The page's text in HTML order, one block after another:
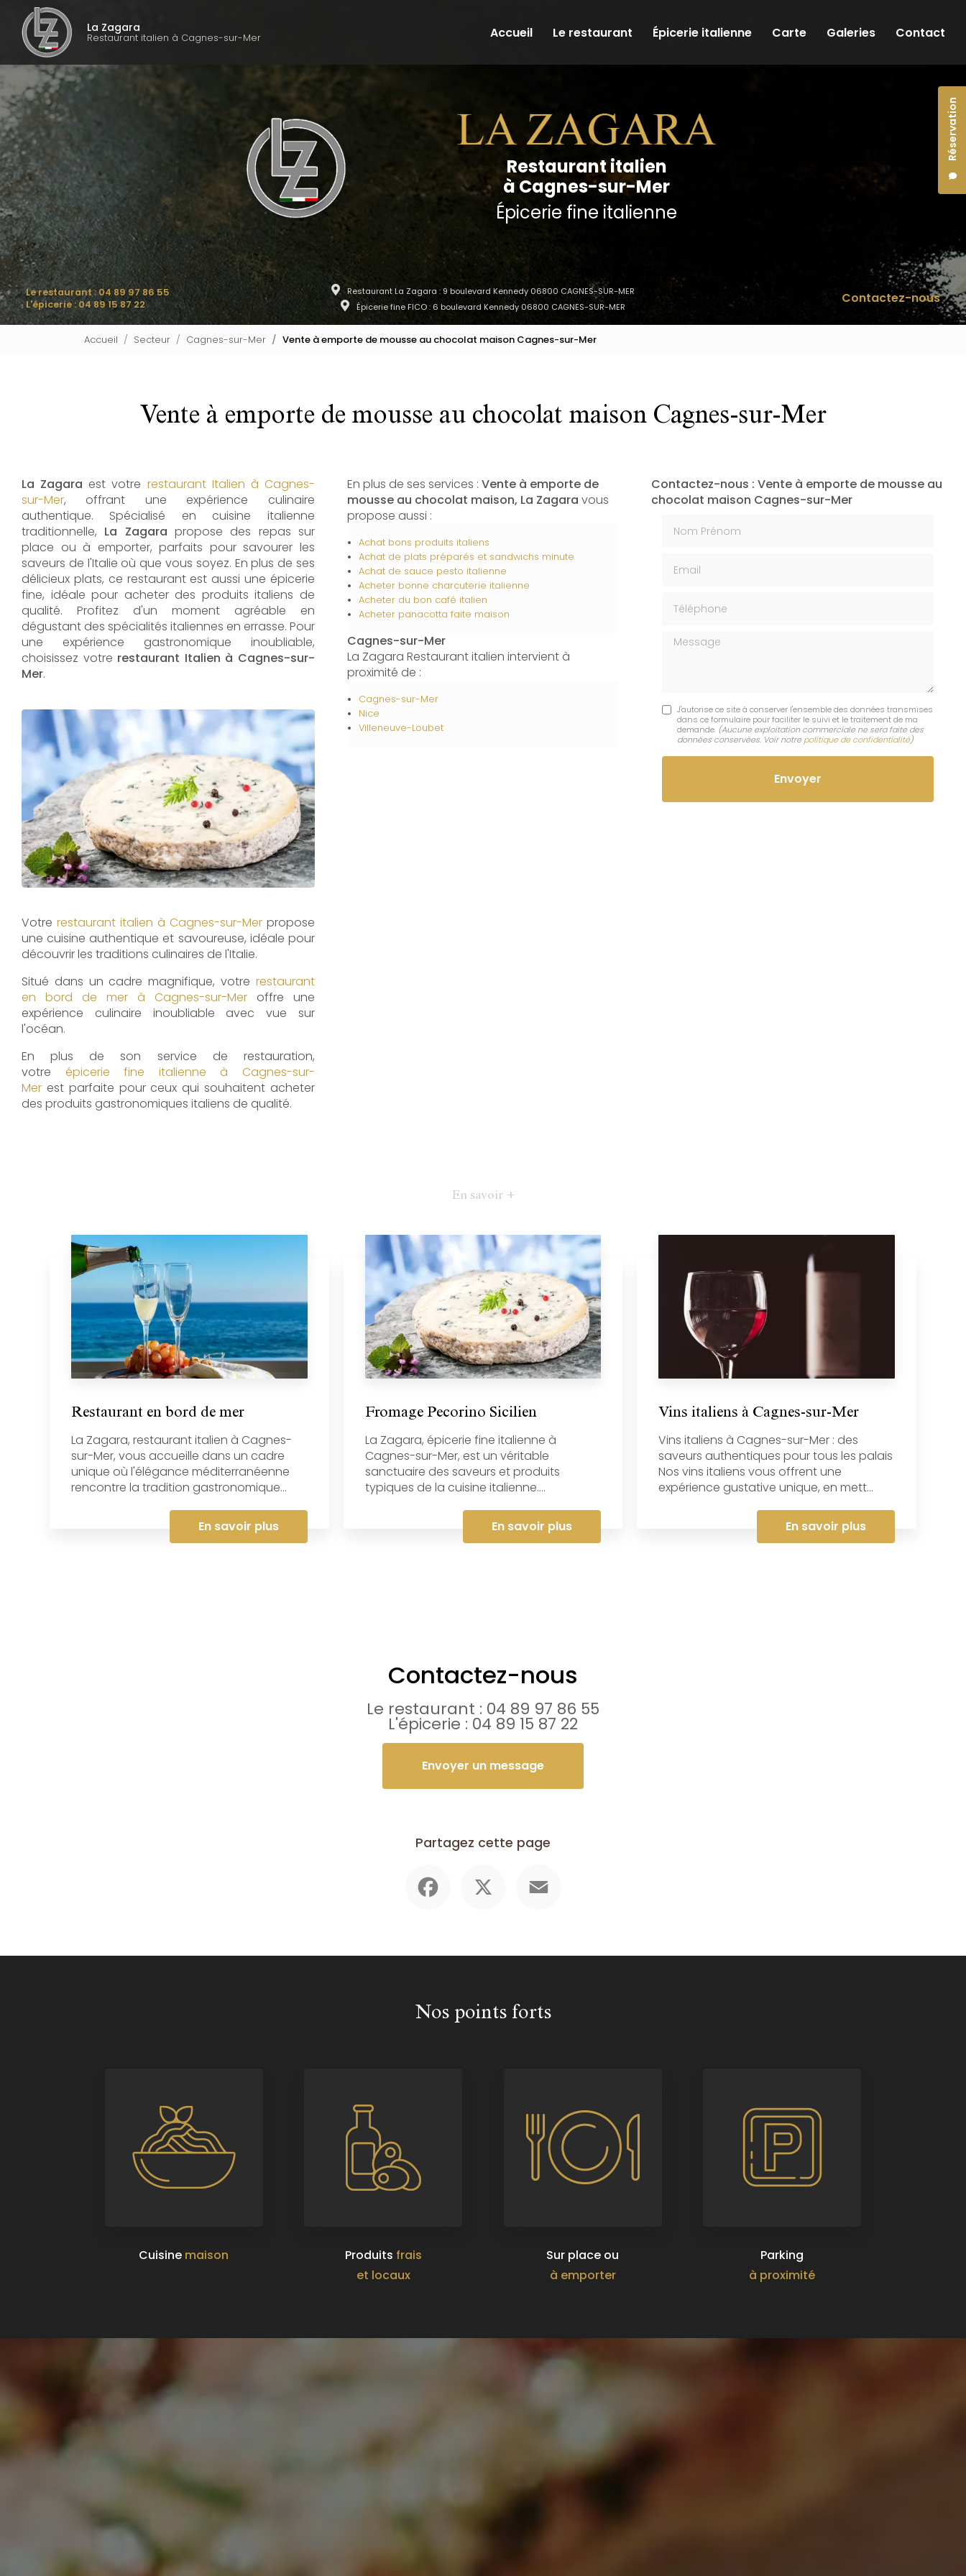
contenu
principal
La Zagara
Restaurant italien à Cagnes-sur-Mer
Réservation
Accueil
Le restaurant Épicerie italienne Carte Galeries Contact
Restaurant italien
à Cagnes-sur-Mer
Épicerie fine italienne
Le restaurant :04 89 97 86 55
L'épicerie :04 89 15 87 22
Restaurant La Zagara : 9 boulevard Kennedy 06800 CAGNES-SUR-MER
Épicerie fine FICO : 6 boulevard Kennedy 06800 CAGNES-SUR-MER
Contactez-nous
Accueil Secteur Cagnes-sur-Mer Vente à emporte de mousse au chocolat maison Cagnes-sur-Mer
Vente à emporte de mousse au chocolat maison Cagnes-sur-Mer
La Zagara est votre restaurant Italien à Cagnes-
sur-Mer, offrant une expérience culinaire
authentique. Spécialisé en cuisine italienne
traditionnelle, La Zagara propose des repas sur
place ou à emporter, parfaits pour savourer les
saveurs de l'Italie où que vous soyez. En plus de ses
délicieux plats, ce restaurant est aussi une épicerie
fine, idéale pour acheter des produits italiens de
qualité. Profitez d'un moment agréable en
dégustant des spécialités italiennes en errasse. Pour
une expérience gastronomique inoubliable,
choisissez votre restaurant Italien à Cagnes-sur-
Mer.
Votre restaurant italien à Cagnes-sur-Mer propose
une cuisine authentique et savoureuse, idéale pour
découvrir les traditions culinaires de l'Italie.
Situé dans un cadre magnifique, votre restaurant
en bord de mer à Cagnes-sur-Mer offre une
expérience culinaire inoubliable avec vue sur
l'océan.
En plus de son service de restauration,
votre épicerie fine italienne à Cagnes-sur-
Mer est parfaite pour ceux qui souhaitent acheter
des produits gastronomiques italiens de qualité.
En plus de ses services : Vente à emporte de
mousse au chocolat maison, La Zagara vous
propose aussi :
Achat bons produits italiens
Achat de plats préparés et sandwichs minute
Achat de sauce pesto italienne
Acheter bonne charcuterie italienne
Acheter du bon café italien
Acheter panacotta faite maison
Cagnes-sur-Mer
La Zagara Restaurant italien intervient à
proximité de :
Cagnes-sur-Mer
Nice
Villeneuve-Loubet
Contactez-nous : Vente à emporte de mousse au
chocolat maison Cagnes-sur-Mer
Message
J'autorise ce site à conserver l'ensemble des données transmises
dans ce formulaire pour faciliter le suivi et le traitement de ma
demande. (Aucune exploitation commerciale ne sera faite des
données conservées. Voir notrepolitique de confidentialité)
En savoir +
Restaurant en bord de mer
La Zagara, restaurant italien à Cagnes-
sur-Mer, vous accueille dans un cadre
unique où l'élégance méditerranéenne
rencontre la tradition gastronomique...
En savoir plus
Fromage Pecorino Sicilien
La Zagara, épicerie fine italienne à
Cagnes-sur-Mer, est un véritable
sanctuaire des saveurs et produits
typiques de la cuisine italienne....
En savoir plus
Vins italiens à Cagnes-sur-Mer
Vins italiens à Cagnes-sur-Mer : des
saveurs authentiques pour tous les palais
Nos vins italiens vous offrent une
expérience gustative unique, en mett...
En savoir plus
Contactez-nous
Le restaurant : 04 89 97 86 55
L'épicerie : 04 89 15 87 22
Envoyer un message
Partagez cette page
Nos points forts
Cuisine maison Produits frais
et locaux
Sur place ou
à emporter
Parking
à proximité